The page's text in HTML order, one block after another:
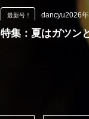
最新号！ dancyu2026
特集：夏はガツン